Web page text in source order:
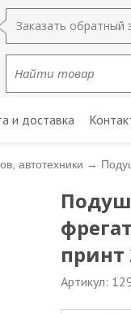
Заказать обратный
и доставка
автотехники →
принт
Артикул: